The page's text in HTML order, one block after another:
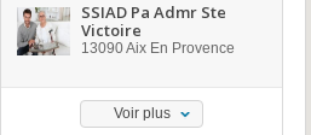
SSIAD Pa Admr Ste
Victoire
13090Aix En Provence
Voir plus